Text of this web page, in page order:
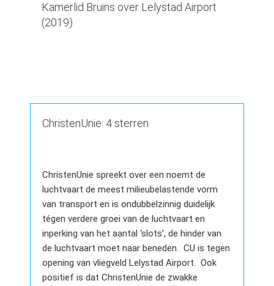
Kamerlid Bruins over Lelystad Airport
(2019)
ChristenUnie: 4 sterren
ChristenUnie spreekt over een noemt de
luchtvaart de meest milieubelastende vorm
van transport en is ondubbelzinnig duidelijk
tégen verdere groei van de luchtvaart en
inperking van het aantal ‘slots’, de hinder van
de luchtvaart moet naar beneden. CU is tegen
opening van vliegveld Lelystad Airport. Ook
positief is dat ChristenUnie de zwakke